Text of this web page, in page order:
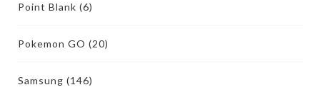
Point Blank (6)
Pokemon GO (20)
Samsung (146)